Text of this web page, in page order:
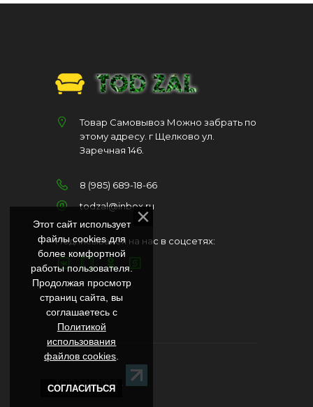
Товар Самовывоз Можно забрать по
этому адресу. г Щелково ул.
Заречная 146.
8 (985) 689-18-66
todzal@inbox.ru
Подписывайся на нас в соцсетях:
TODZAL 2026
Этот сайт использует
файлы cookies для
более комфортной
работы пользователя.
Продолжая просмотр
страниц сайта, вы
соглашаетесь с
Политикой
использования
файлов cookies
СОГЛАСИТЬСЯ